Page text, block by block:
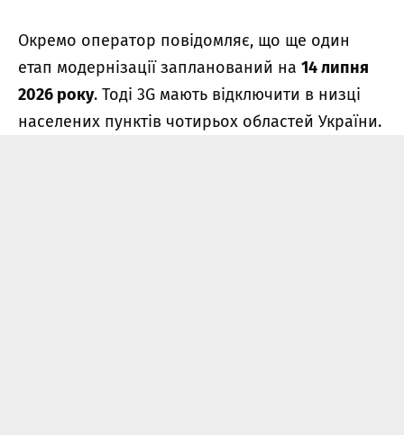
Окремо оператор повідомляє, що ще один
етап модернізації запланований на 14 липня
2026 року. Тоді 3G мають відключити в низці
населених пунктів чотирьох областей України.